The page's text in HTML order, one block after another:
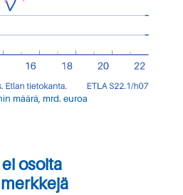
määrä, mrd. euroa
osoita